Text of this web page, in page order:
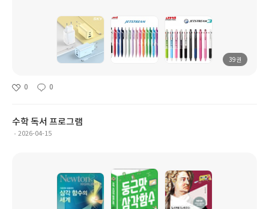
39권
0 0
수학 독서 프로그램
2026-04-15